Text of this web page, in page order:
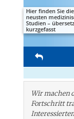
Hier finden Sie die
neusten
Studien –
kurzgefasst
Wir machen
Fortschritt